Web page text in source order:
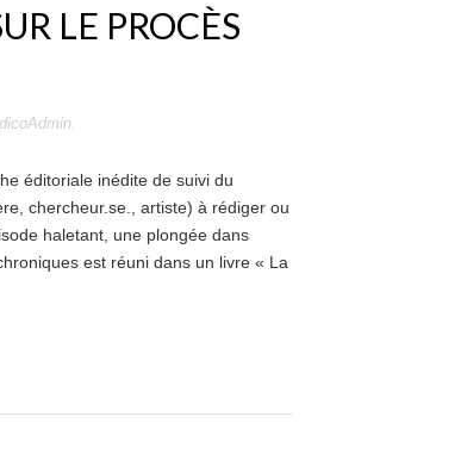
LE PROCÈS
.
éditoriale inédite de suivi du
chercheur.se., artiste) à rédiger ou
haletant, une plongée dans
est réuni dans un livre « La